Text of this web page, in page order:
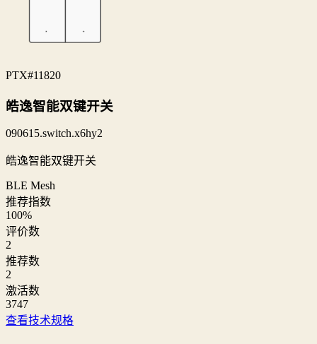
PTX#11820
皓逸智能双键开关
090615.switch.x6hy2
皓逸智能双键开关
BLE Mesh
推荐指数
100%
评价数
2
推荐数
2
激活数
3747
查看技术规格